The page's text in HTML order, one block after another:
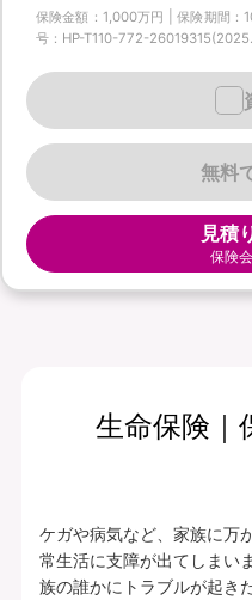
保険金額：1,000万円 | 保険期間：
号：HP-T110-772-
無料
見積
保険
生命保険｜
ケガや病気など、家族に万
常生活に支障が出てしまい
族の誰かにトラブルが起き